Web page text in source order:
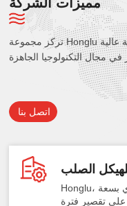
تركز مجموعة Honglu بشكل أساسي على تصنيع الهياكل الفولاذية عالية
اتصل بنا
الصلب
Honglu، الشركة المصنعة للهيكل الفولاذي بسعة
طن، تعمل على تقصير فترة